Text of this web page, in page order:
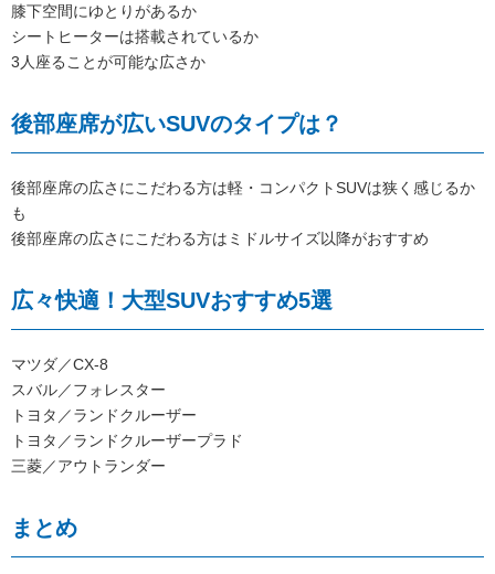
膝下空間にゆとりがあるか
シートヒーターは搭載されているか
3人座ることが可能な広さか
後部座席が広いSUVのタイプは？
後部座席の広さにこだわる方は軽・コンパクトSUVは狭く感じるか
も
後部座席の広さにこだわる方はミドルサイズ以降がおすすめ
広々快適！大型SUVおすすめ5選
マツダ／CX-8
スバル／フォレスター
トヨタ／ランドクルーザー
トヨタ／ランドクルーザープラド
三菱／アウトランダー
まとめ